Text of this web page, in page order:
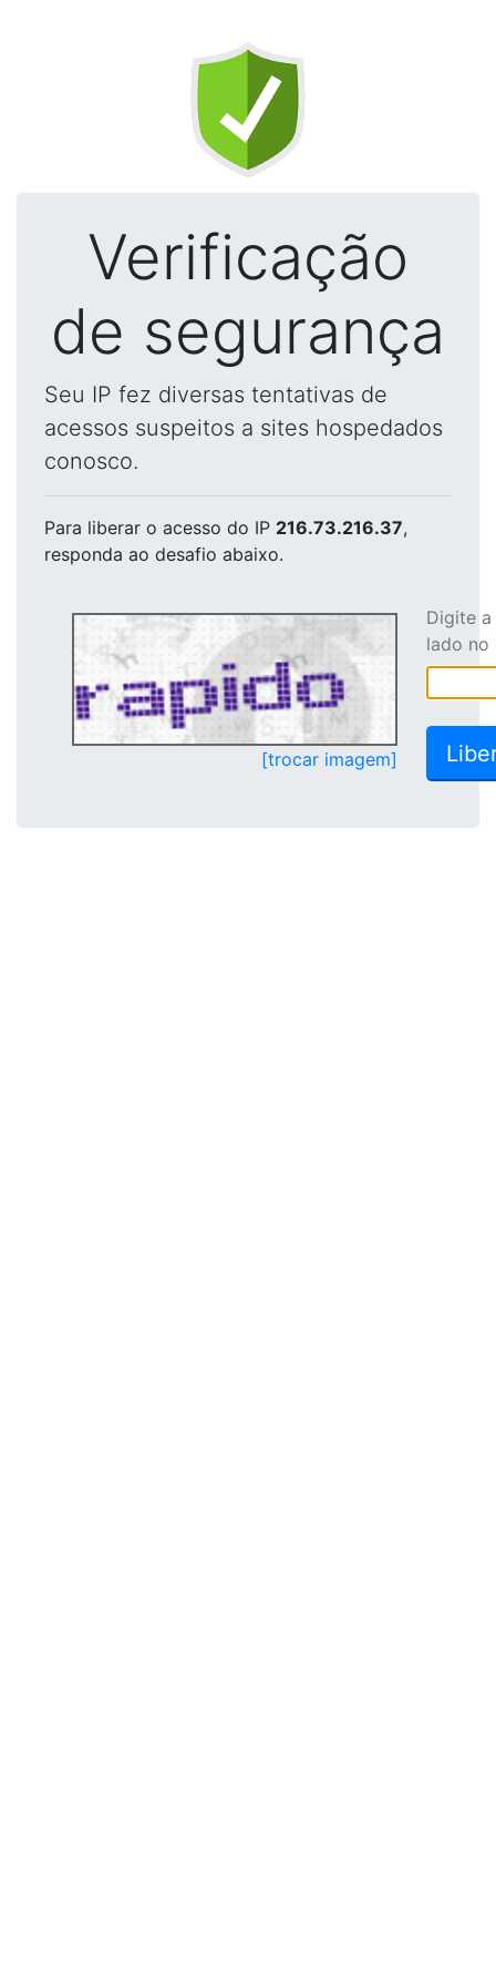
Verificação
de segurança
Seu IP fez diversas tentativas de
acessos suspeitos a sites hospedados
conosco.
Para liberar o acesso do IP 216.73.216.37,
responda ao desafio abaixo.
[trocar imagem]
Digite
lado no